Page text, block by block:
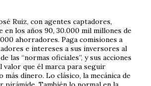
Ruiz, con agentes captadores,
en los años 90, 30.000 mil millones de
ahorradores. Paga comisiones a
e intereses a sus inversores al
las “normas oficiales”, y sus acciones
valor que él marca para seguir
más dinero. Lo clásico, la mecánica de